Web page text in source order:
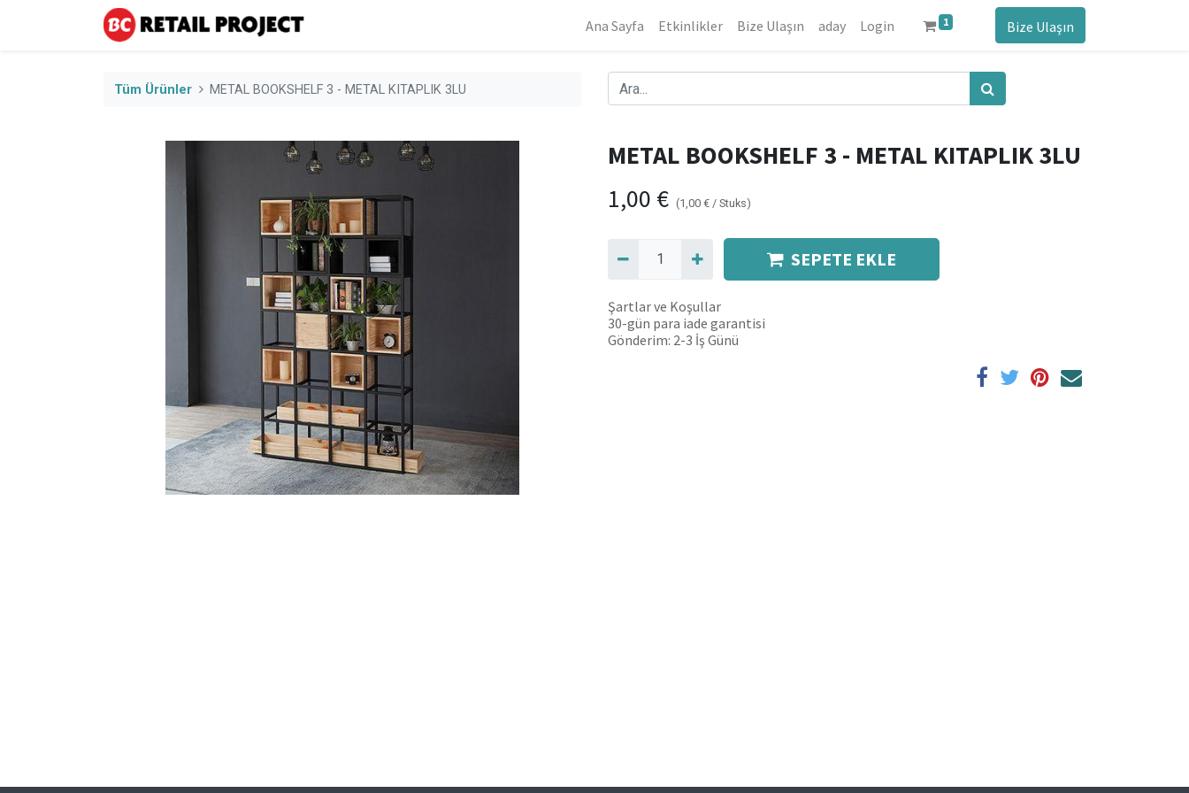
Ana Sayfa Etkinlikler Bize Ulaşın aday Login 1 Bize Ulaşın
Tüm Ürünler METAL BOOKSHELF 3 - METAL KITAPLIK 3LU
METAL BOOKSHELF 3 - METAL KITAPLIK 3LU
1,00 € (1,00 € / Stuks)
SEPETE EKLE
Şartlar ve Koşullar
30-gün para iade garantisi
Gönderim: 2-3 İş Günü